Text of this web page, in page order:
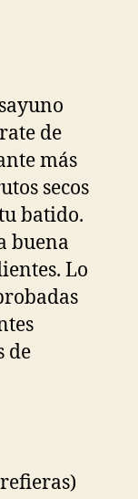
de
más
secos
batido.
buena
Lo
de